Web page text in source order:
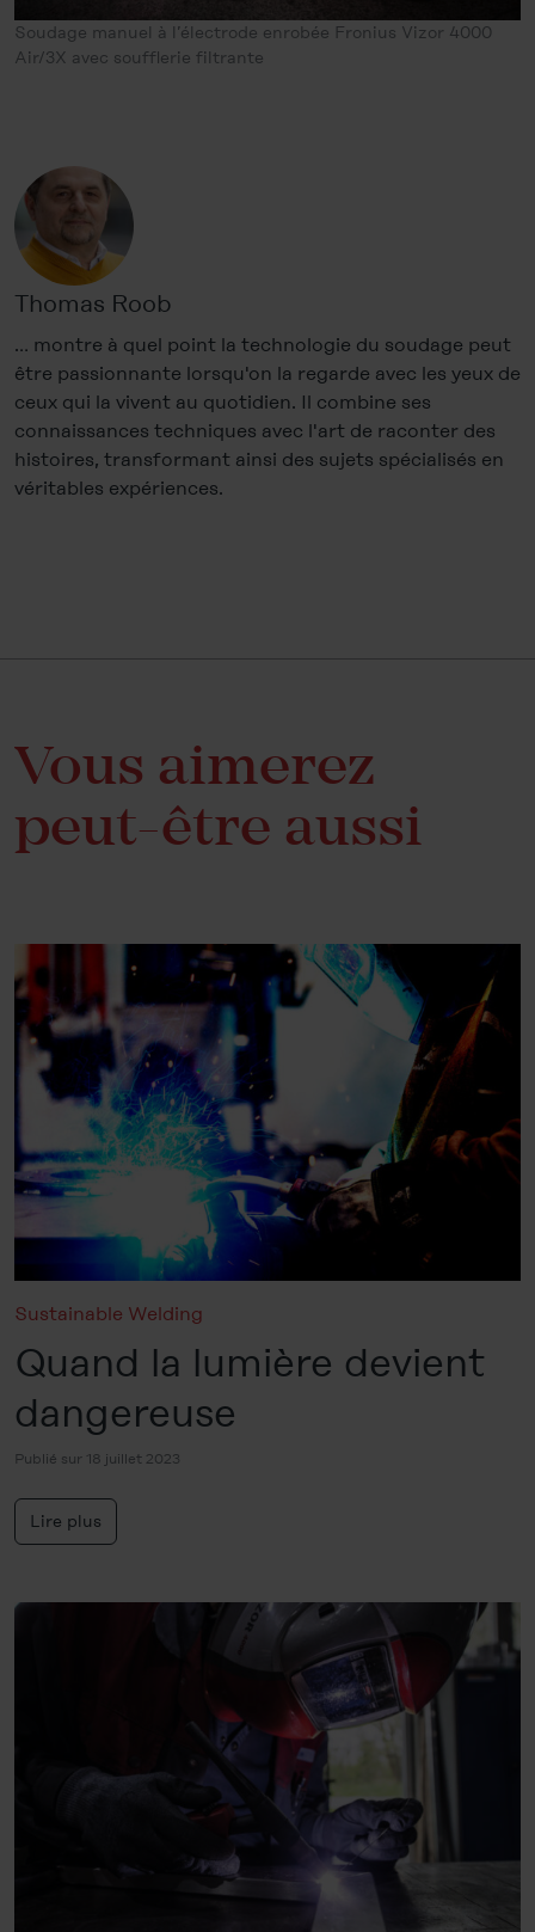
Soudage manuel à l’électrode enrobée Fronius Vizor 4000
Air/3X avec soufflerie filtrante
Thomas Roob
… montre à quel point la technologie du soudage peut
être passionnante lorsqu'on la regarde avec les yeux de
ceux qui la vivent au quotidien. Il combine ses
connaissances techniques avec l'art de raconter des
histoires, transformant ainsi des sujets spécialisés en
véritables expériences.
Vous aimerez
peut-être aussi
Sustainable Welding
Quand la lumière devient
dangereuse
Publié sur 18 juillet 2023
Lire plus